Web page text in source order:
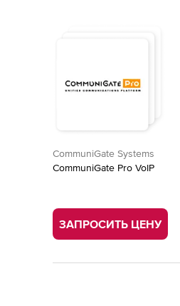
CommuniGate Systems
CommuniGate Pro VoIP
ЗАПРОСИТЬ ЦЕНУ